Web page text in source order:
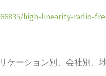
high-linearity-radio-
ケーション別、会社別、